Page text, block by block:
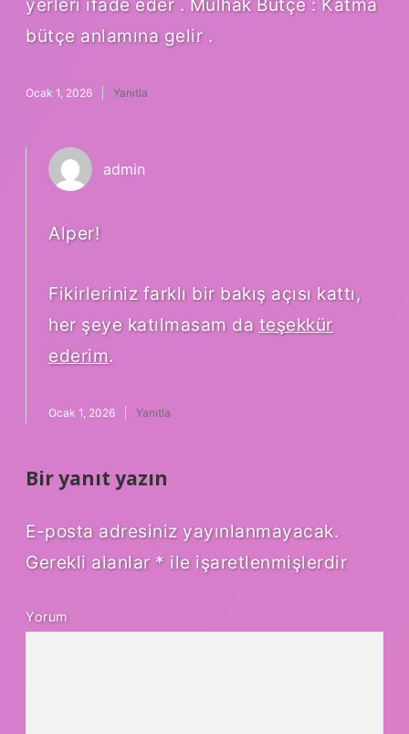
yerleri ifade eder . Mülhak Bütçe : Katma
bütçe anlamına gelir .
Ocak 1, 2026 Yanıtla
admin
Alper!
Fikirleriniz farklı bir bakış açısı kattı,
her şeye katılmasam da teşekkür
ederim.
Ocak 1, 2026 Yanıtla
Bir yanıt yazın
E-posta adresiniz yayınlanmayacak.
Gerekli alanlar * ile işaretlenmişlerdir
Yorum